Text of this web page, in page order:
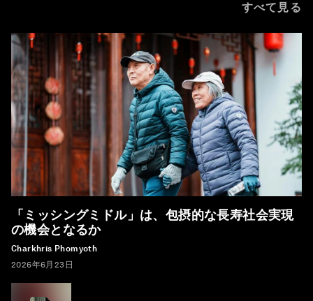
すべて見る
「ミッシングミドル」は、包摂的な長寿社会実現
の機会となるか
Charkhris Phomyoth
2026年6月23日